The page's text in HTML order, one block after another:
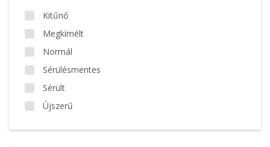
Kitűnő
Megkímélt
Normál
Sérülésmentes
Sérült
Újszerű